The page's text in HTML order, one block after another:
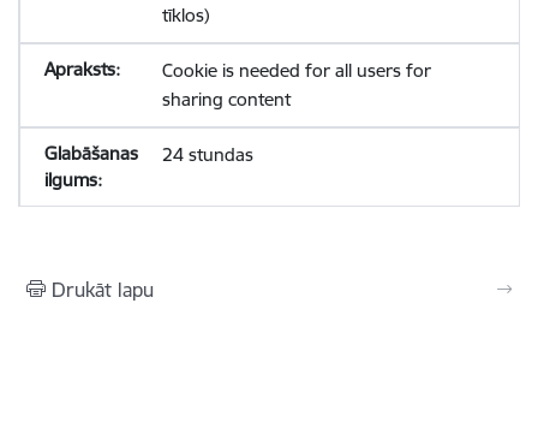
tīklos)
Cookie is needed for all users for
sharing content
24 stundas
Drukāt lapu